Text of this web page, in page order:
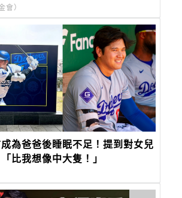
會）
為爸爸後睡眠不足！提到對女兒
比我想像中大隻！」